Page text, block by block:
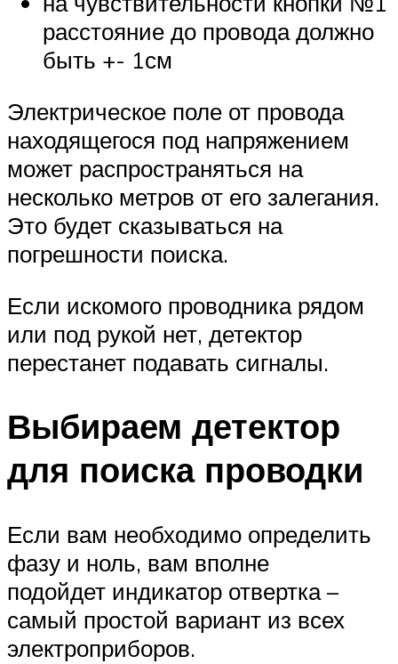
расстояние до провода должно
быть +- 1см
Электрическое поле от провода
находящегося под напряжением
может распространяться на
несколько метров от его залегания.
Это будет сказываться на
погрешности поиска.
Если искомого проводника рядом
или под рукой нет, детектор
перестанет подавать сигналы.
Выбираем детектор
для поиска проводки
Если вам необходимо определить
фазу и ноль, вам вполне
подойдет индикатор отвертка –
самый простой вариант из всех
электроприборов.